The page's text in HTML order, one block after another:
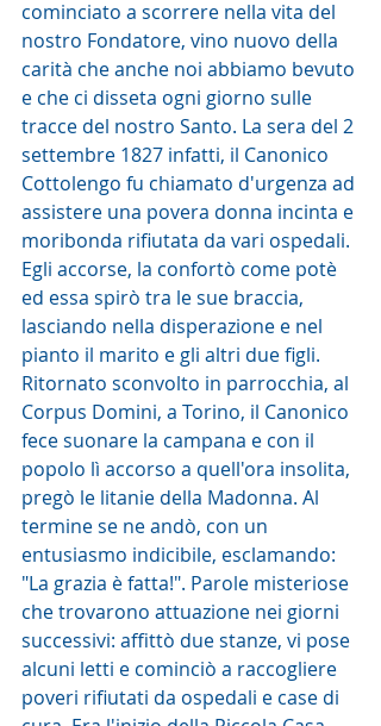
cominciato a scorrere nella vita del
nostro Fondatore, vino nuovo della
carità che anche noi abbiamo bevuto
e che ci disseta ogni giorno sulle
tracce del nostro Santo. La sera del 2
settembre 1827 infatti, il Canonico
Cottolengo fu chiamato d'urgenza ad
assistere una povera donna incinta e
moribonda rifiutata da vari ospedali.
Egli accorse, la confortò come potè
ed essa spirò tra le sue braccia,
lasciando nella disperazione e nel
pianto il marito e gli altri due figli.
Ritornato sconvolto in parrocchia, al
Corpus Domini, a Torino, il Canonico
fece suonare la campana e con il
popolo lì accorso a quell'ora insolita,
pregò le litanie della Madonna. Al
termine se ne andò, con un
entusiasmo indicibile, esclamando:
"La grazia è fatta!". Parole misteriose
che trovarono attuazione nei giorni
successivi: affittò due stanze, vi pose
alcuni letti e cominciò a raccogliere
poveri rifiutati da ospedali e case di